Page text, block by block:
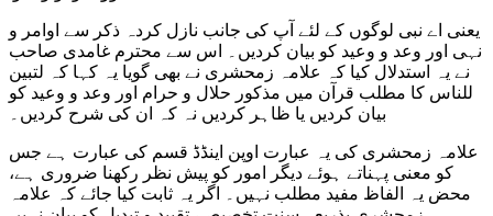
یعنی اے نبی لوگوں کے لئے آپ کی جانب نازل کردہ ذکر سے اوامر و
نہی اور وعد و وعید کو بیان کردیں۔ اس سے محترم غامدی صاحب
نے یہ استدلال کیا کہ علامہ زمحشری نے بھی گویا یہ کہا کہ لتبین
للناس کا مطلب قرآن میں مذکور حلال و حرام اور وعد و وعید کو
بیان کردیں یا ظاہر کردیں نہ کہ ان کی شرح کردیں۔
علامہ زمحشری کی یہ عبارت اوپن اینڈڈ قسم کی عبارت ہے جس
کو معنی پہناتے ہوئے دیگر امور کو پیش نظر رکھنا ضروری ہے،
محض یہ الفاظ مفید مطلب نہیں۔ اگر یہ ثابت کیا جائے کہ علامہ